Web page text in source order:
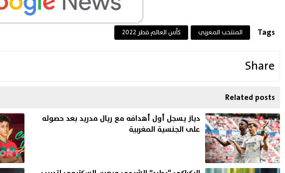
Tags المنتخب المغربي كأس العالم قطر 2022
Share
Related posts
دياز يسجل أول أهدافه مع ريال مدريد بعد حصوله
على الجنسية المغربية